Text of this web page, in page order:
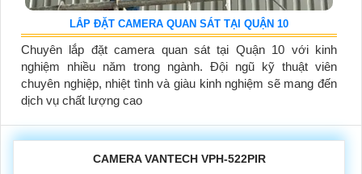
LẮP ĐẶT CAMERA QUAN SÁT TẠI QUẬN 10
Chuyên lắp đặt camera quan sát tại Quận 10 với kinh
nghiệm nhiều năm trong ngành. Đội ngũ kỹ thuật viên
chuyên nghiệp, nhiệt tình và giàu kinh nghiệm sẽ mang đến
dịch vụ chất lượng cao
CAMERA VANTECH VPH-522PIR